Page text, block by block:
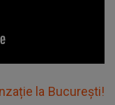
la București!